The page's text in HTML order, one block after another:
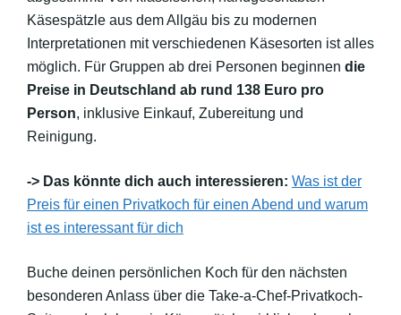
Käsespätzle aus dem Allgäu bis zu modernen
Interpretationen mit verschiedenen Käsesorten ist alles
möglich. Für Gruppen ab drei Personen beginnen die
Preise in Deutschland ab rund 138 Euro pro
Person, inklusive Einkauf, Zubereitung und
Reinigung.
-> Das könnte dich auch interessieren: Was ist der
Preis für einen Privatkoch für einen Abend und warum
ist es interessant für dich
Buche deinen persönlichen Koch für den nächsten
besonderen Anlass über die Take-a-Chef-Privatkoch-